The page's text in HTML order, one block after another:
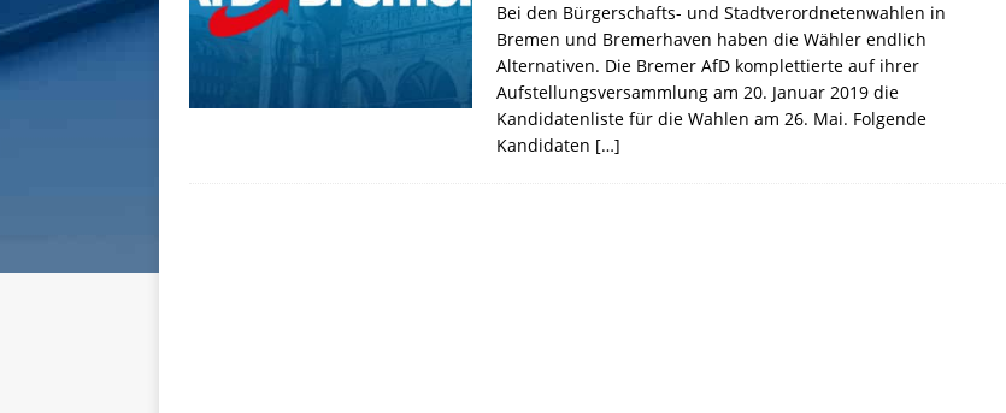
Bei den Bürgerschafts- und Stadtverordnetenwahlen in
Bremen und Bremerhaven haben die Wähler endlich
Alternativen. Die Bremer AfD komplettierte auf ihrer
Aufstellungsversammlung am 20. Januar 2019 die
Kandidatenliste für die Wahlen am 26. Mai. Folgende
Kandidaten […]